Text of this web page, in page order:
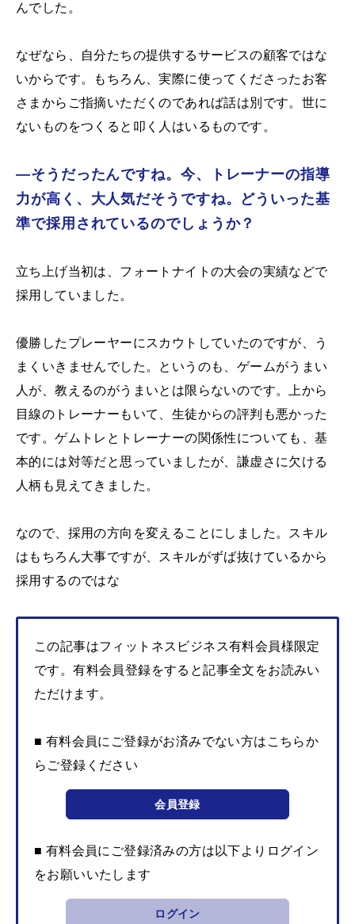
んでした。
なぜなら、自分たちの提供するサービスの顧客ではな
いからです。もちろん、実際に使ってくださったお客
さまからご指摘いただくのであれば話は別です。世に
ないものをつくると叩く人はいるものです。
―そうだったんですね。今、トレーナーの指導
力が高く、大人気だそうですね。どういった基
準で採用されているのでしょうか？
立ち上げ当初は、フォートナイトの大会の実績などで
採用していました。
優勝したプレーヤーにスカウトしていたのですが、う
まくいきませんでした。というのも、ゲームがうまい
人が、教えるのがうまいとは限らないのです。上から
目線のトレーナーもいて、生徒からの評判も悪かった
です。ゲムトレとトレーナーの関係性についても、基
本的には対等だと思っていましたが、謙虚さに欠ける
人柄も見えてきました。
なので、採用の方向を変えることにしました。スキル
はもちろん大事ですが、スキルがずば抜けているから
採用するのではな
この記事はフィットネスビジネス有料会員様限定
です。有料会員登録をすると記事全文をお読みい
ただけます。
■ 有料会員にご登録がお済みでない方はこちらか
らご登録ください
会員登録
■ 有料会員にご登録済みの方は以下よりログイン
をお願いいたします
ログイン